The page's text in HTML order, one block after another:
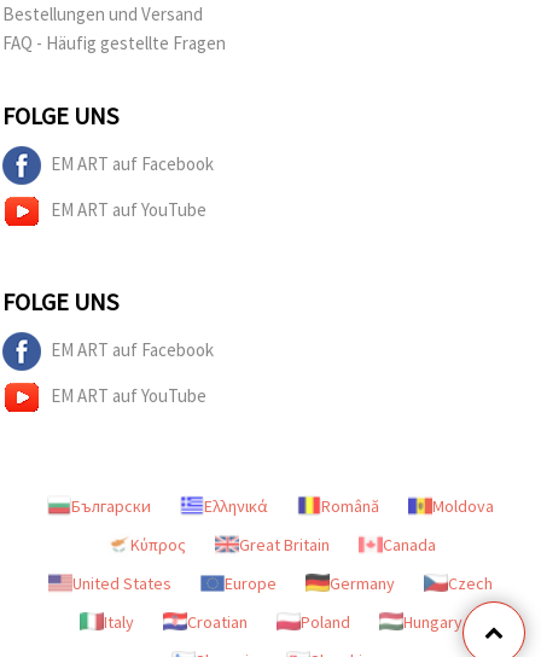
Bestellungen und Versand
FAQ - Häufig gestellte Fragen
FOLGE UNS
EM ART auf Facebook
EM ART auf YouTube
FOLGE UNS
EM ART auf Facebook
EM ART auf YouTube
Български Ελληνικά Română
Moldova
Κύπρος
Great Britain
Canada
United States
Europe Germany
Czech
Italy
Croatian Poland
Hungary